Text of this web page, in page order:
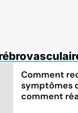
Comment
symptômes
comment